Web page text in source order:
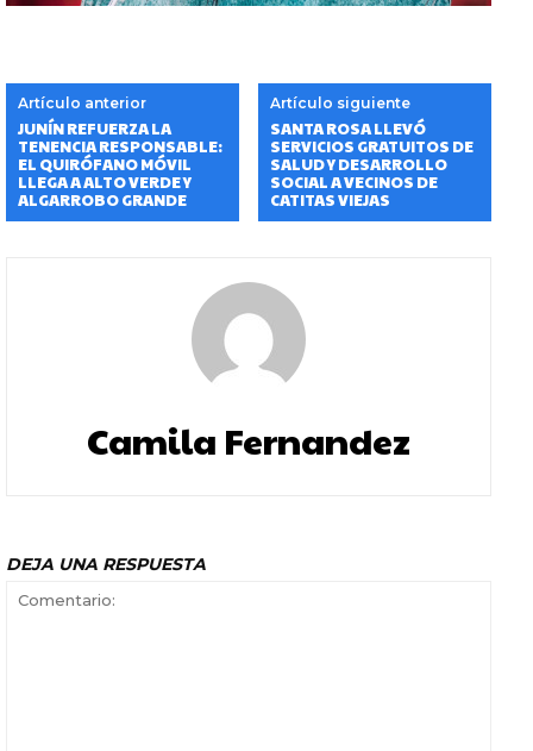
Artículo anterior
JUNÍN REFUERZA LA
TENENCIA RESPONSABLE:
EL QUIRÓFANO MÓVIL
LLEGA A ALTO VERDE Y
ALGARROBO GRANDE
Artículo siguiente
SANTA ROSA LLEVÓ
SERVICIOS GRATUITOS DE
SALUD Y DESARROLLO
SOCIAL A VECINOS DE
CATITAS VIEJAS
Camila Fernandez
DEJA UNA RESPUESTA